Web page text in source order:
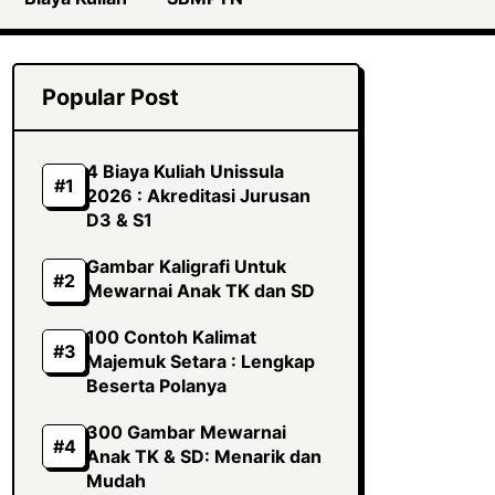
Popular Post
4 Biaya Kuliah Unissula
2026 : Akreditasi Jurusan
D3 & S1
Gambar Kaligrafi Untuk
Mewarnai Anak TK dan SD
100 Contoh Kalimat
Majemuk Setara : Lengkap
Beserta Polanya
300 Gambar Mewarnai
Anak TK & SD: Menarik dan
Mudah